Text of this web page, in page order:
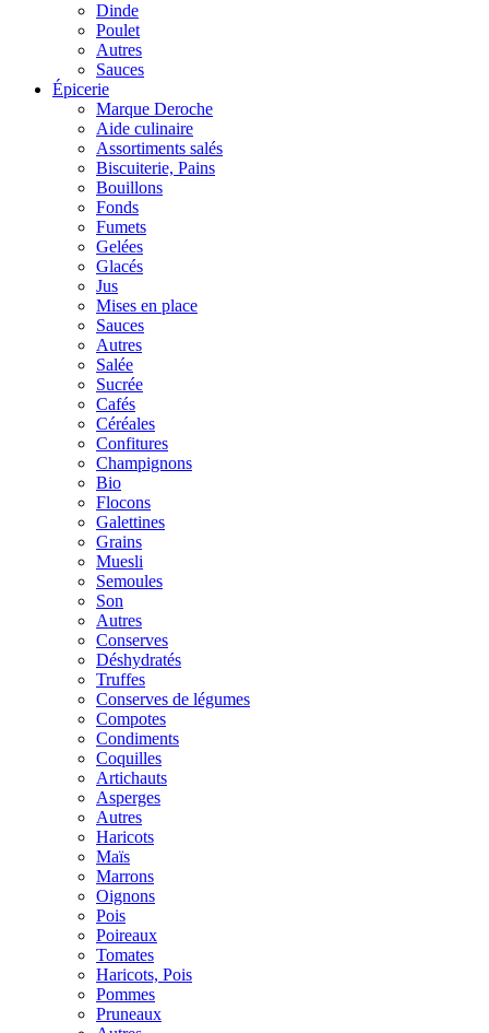
Dinde
Poulet
Autres
Sauces
Épicerie
Marque Deroche
Aide culinaire
Assortiments salés
Biscuiterie, Pains
Bouillons
Fonds
Fumets
Gelées
Glacés
Jus
Mises en place
Sauces
Autres
Salée
Sucrée
Cafés
Céréales
Confitures
Champignons
Bio
Flocons
Galettines
Grains
Muesli
Semoules
Son
Autres
Conserves
Déshydratés
Truffes
Conserves de légumes
Compotes
Condiments
Coquilles
Artichauts
Asperges
Autres
Haricots
Maïs
Marrons
Oignons
Pois
Poireaux
Tomates
Haricots, Pois
Pommes
Pruneaux